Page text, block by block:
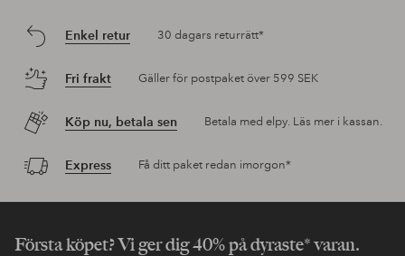
Enkel retur 30 dagars returrätt*
Fri frakt Gäller för postpaket över 599 SEK
Köp nu, betala sen Betala med elpy. Läs mer i kassan.
Express Få ditt paket redan imorgon*
Första köpet? Vi ger dig 40% på dyraste* varan.